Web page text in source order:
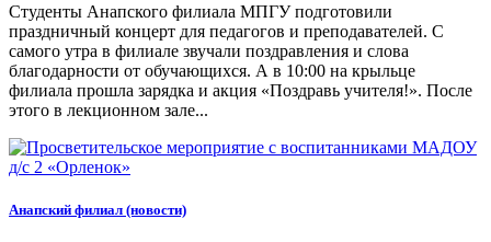
Студенты Анапского филиала МПГУ подготовили
праздничный концерт для педагогов и преподавателей. С
самого утра в филиале звучали поздравления и слова
благодарности от обучающихся. А в 10:00 на крыльце
филиала прошла зарядка и акция «Поздравь учителя!». После
этого в лекционном зале...
Анапский филиал (новости)